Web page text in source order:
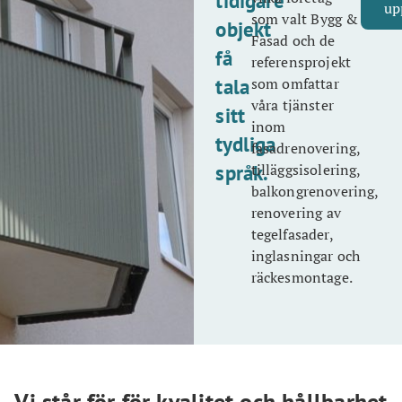
objekt
få
tala
sitt
tydliga
språk.
som valt Bygg &
Fasad och de
referensprojekt
som omfattar
våra tjänster
inom
fasadrenovering,
tilläggsisolering,
balkongrenovering,
renovering av
tegelfasader,
inglasningar och
räckesmontage.